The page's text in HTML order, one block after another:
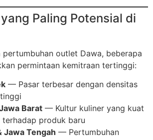
Paling Potensial di
pertumbuhan outlet Dawa, beberapa
permintaan kemitraan tertinggi:
— Pasar terbesar dengan densitas
Barat — Kultur kuliner yang kuat
produk baru
Jawa Tengah — Pertumbuhan